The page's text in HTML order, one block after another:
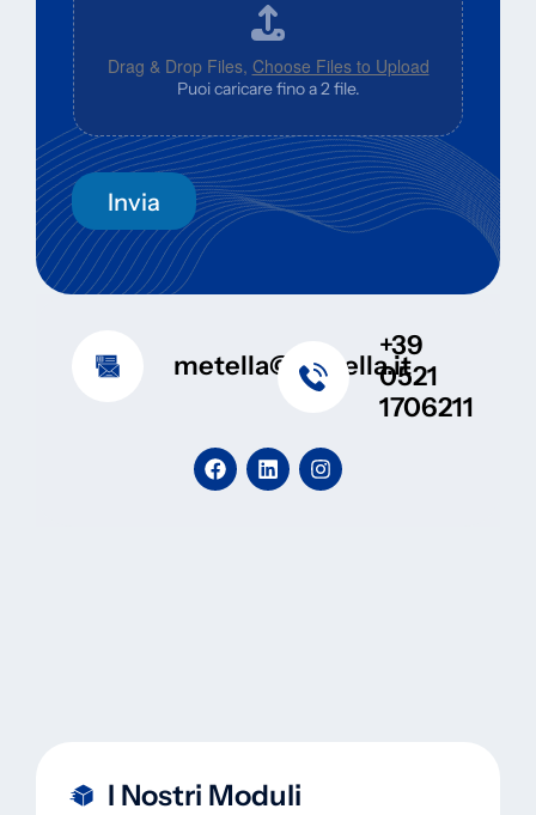
Drag & Drop Files, Choose Files to Upload
Puoi caricare fino a 2 file.
Invia
metella@metella.it
+39
0521
1706211
I Nostri Moduli